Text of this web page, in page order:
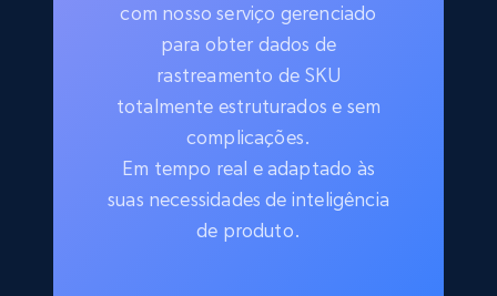
com nosso serviço gerenciado
para obter dados de
rastreamento de SKU
totalmente estruturados e sem
complicações.
Em tempo real e adaptado às
suas necessidades de inteligência
de produto.